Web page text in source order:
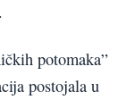
potomaka”
postojala u